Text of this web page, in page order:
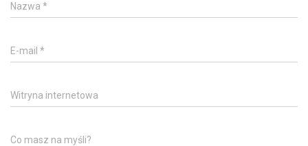
Nazwa *
E-mail *
Witryna internetowa
Co masz na myśli?